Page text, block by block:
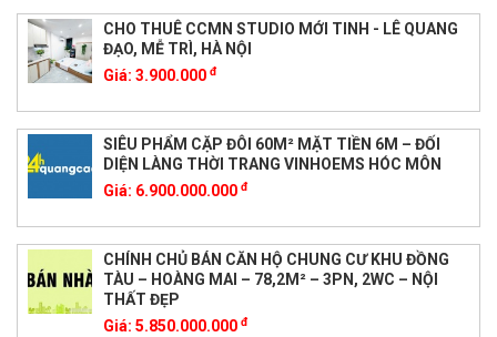
CHO THUÊ CCMN STUDIO MỚI TINH - LÊ QUANG
ĐẠO, MỄ TRÌ, HÀ NỘI
Giá: 3.900.000 đ
SIÊU PHẨM CẶP ĐÔI 60M² MẶT TIỀN 6M – ĐỐI
DIỆN LÀNG THỜI TRANG VINHOEMS HÓC MÔN
Giá: 6.900.000.000 đ
CHÍNH CHỦ BÁN CĂN HỘ CHUNG CƯ KHU ĐỒNG
TÀU – HOÀNG MAI – 78,2M² – 3PN, 2WC – NỘI
THẤT ĐẸP
Giá: 5.850.000.000 đ